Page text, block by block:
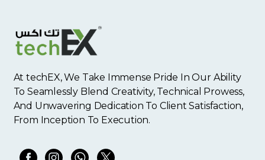
At techEX, We Take Immense Pride In Our Ability
To Seamlessly Blend Creativity, Technical Prowess,
And Unwavering Dedication To Client Satisfaction,
From Inception To Execution.